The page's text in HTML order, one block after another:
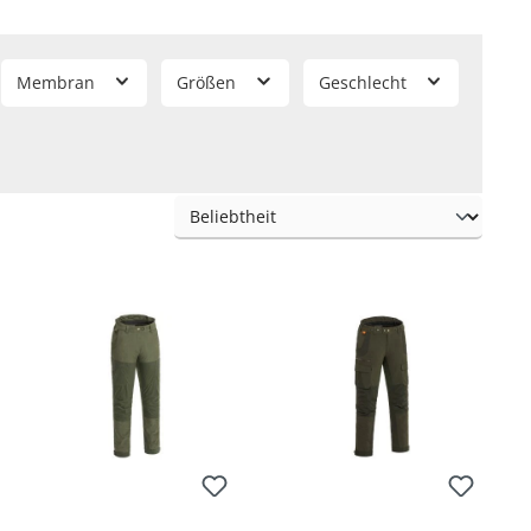
von außen nach innen hindurchlassen. Die von
ein äußerst unangenehmes Gefühl. Dazu sind in vielen
Membran Größen Geschlecht